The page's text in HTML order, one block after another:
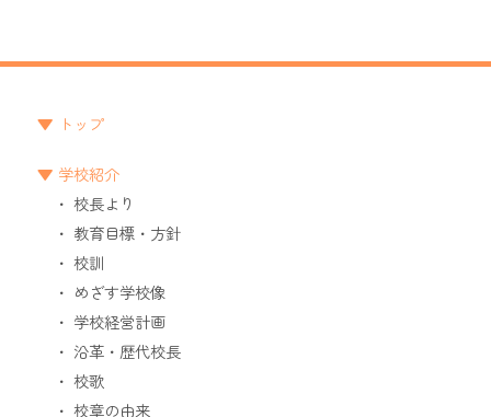
トップ
学校紹介
校長より
教育目標・方針
校訓
めざす学校像
学校経営計画
沿革・歴代校長
校歌
校章の由来